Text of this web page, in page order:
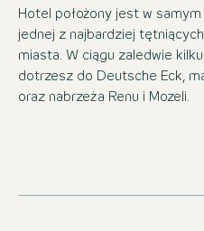
Hotel położony jest w samym
jednej z najbardziej
miasta. W ciągu zaledwie
dotrzesz do Deutsche Eck,
oraz nabrzeża Renu i Mozeli.